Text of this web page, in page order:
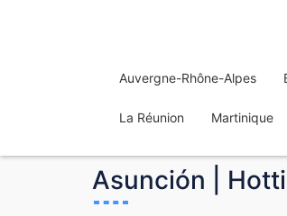
Auvergne-Rhône-Alpes
La Réunion Martinique
Asunción |